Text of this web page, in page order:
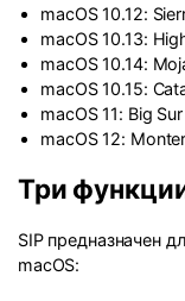
macOS 10.12:
macOS 10.13:
macOS 10.14:
macOS 10.15:
macOS 11: Big Sur
macOS 12:
Три
SIP предназначен
macOS: